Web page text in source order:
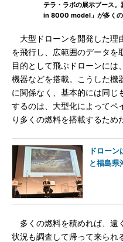
テラ・ラボの展示ブース
in 8000 model」が多くの
大型ドローンを開発した理
を飛行し、広範囲のデータを
目的として飛ぶドローンには
機器などを搭載。こうした機
に関係なく、基本的には同じ
するのは、大型化によってペ
り多くの燃料を搭載するため
ドロー
と福島県
多くの燃料を積めれば、遠
状況も調査して帰って来られ